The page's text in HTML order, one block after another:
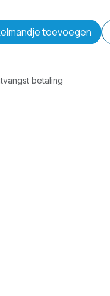
toevoegen
betaling